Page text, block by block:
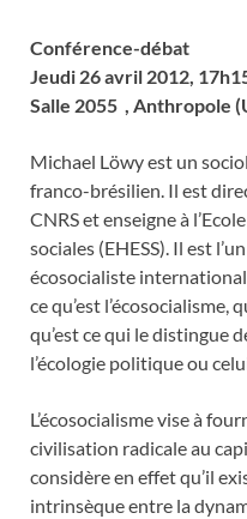
Conférence-débat
Jeudi 26 avril 2012,
Salle 2055 , Anthropole
Michael Löwy est un
franco-brésilien. Il est
CNRS et enseigne à
sociales (EHESS). Il est
écosocialiste
ce qu’est
qu’est ce qui le distingue
l’écologie politique ou
L’écosocialisme vise à
civilisation radicale au
considère en effet qu’il
intrinsèque entre la